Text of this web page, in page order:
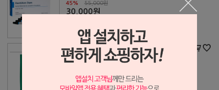
45% 55,000원
30,000원
덴티안 대공포 V자형 (70cm x 1m)
5% 15,000원